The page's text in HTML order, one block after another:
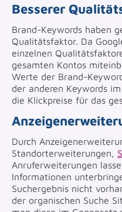
Besserer
Brand-Keywords haben
Qualitätsfaktor. Da
einzelnen
gesamten Kontos
Werte der Brand-
der anderen Keywords
die Klickpreise für das
Durch
Standorterweiterungen,
Anruferweiterungen
Informationen
Suchergebnis nicht
der organischen Suche